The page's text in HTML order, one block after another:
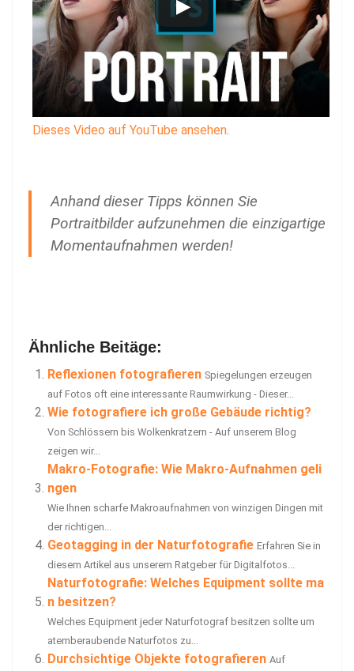
Dieses Video auf YouTube ansehen
Anhand dieser Tipps können Sie
Portraitbilder aufzunehmen die einzigartige
Momentaufnahmen werden!
Ähnliche Beitäge:
Reflexionen fotografieren Spiegelungen erzeugen
auf Fotos oft eine interessante Raumwirkung - Dieser...
Wie fotografiere ich große Gebäude richtig?
Von Schlössern bis Wolkenkratzern - Auf unserem Blog
zeigen wir...
Makro-Fotografie: Wie Makro-Aufnahmen geli
ngen
Wie Ihnen scharfe Makroaufnahmen von winzigen Dingen mit
der richtigen...
Geotagging in der Naturfotografie Erfahren Sie in
diesem Artikel aus unserem Ratgeber für Digitalfotos...
Naturfotografie: Welches Equipment sollte ma
n besitzen?
Welches Equipment jeder Naturfotograf besitzen sollte um
atemberaubende Naturfotos zu...
Durchsichtige Objekte fotografieren Auf